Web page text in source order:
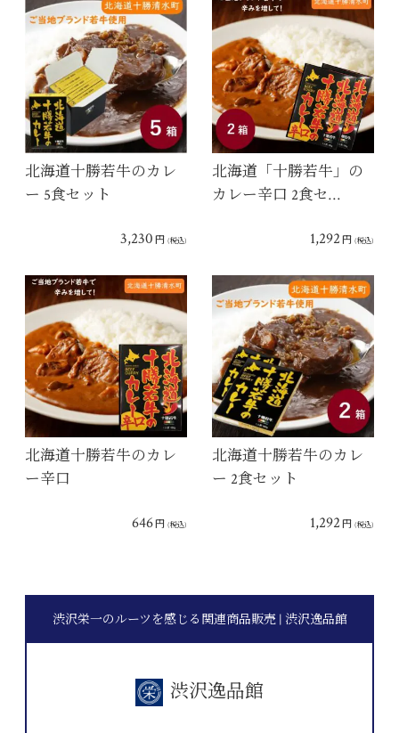
北海道十勝若牛のカレ
ー 5食セット
3,230 円 (税込)
北海道「十勝若牛」の
カレー辛口 2食セ…
1,292 円 (税込)
北海道十勝若牛のカレ
ー辛口
646 円 (税込)
北海道十勝若牛のカレ
ー 2食セット
1,292 円 (税込)
渋沢栄一のルーツを感じる関連商品販売 | 渋沢逸品館
渋沢逸品館